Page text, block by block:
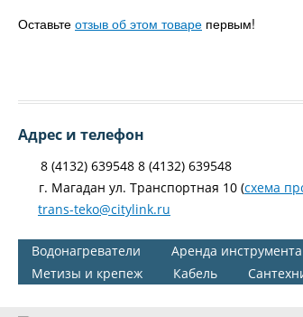
Оставьте отзыв об этом товаре первым!
Адрес и телефон
8 (4132) 639548 8 (4132) 639548
г. Магадан ул. Транспортная 10 (схема
trans-teko@citylink.ru
Водонагреватели Аренда инструмента
Метизы и крепеж
Кабель